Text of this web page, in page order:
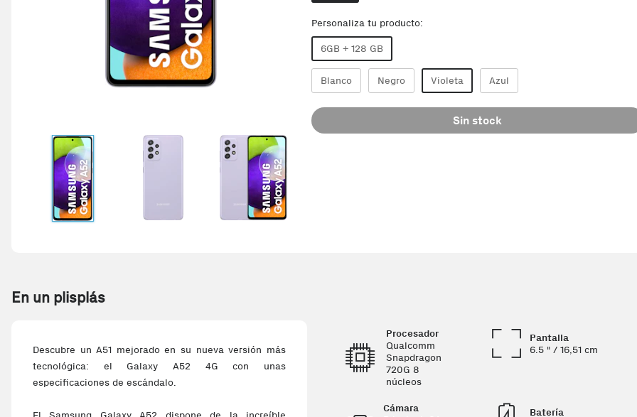
Personaliza tu producto:
6GB + 128 GB
Blanco Negro Violeta Azul
Sin stock
En un plisplás
Descubre un A51 mejorado en su nueva versión más
tecnológica: el Galaxy A52 4G con unas
especificaciones de escándalo.
Procesador
Qualcomm
Snapdragon
720G 8
núcleos
Pantalla
6.5 " / 16,51 cm
Cámara
Batería